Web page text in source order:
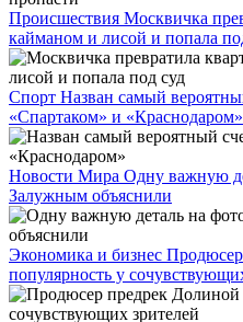
Происшествия Москвичка
кайманом и лисой и попала
Спорт Назван самый
«Спартаком» и «Краснодаром»
Новости Мира Одну важную
Залужным объяснили
Экономика и бизнес
популярность у